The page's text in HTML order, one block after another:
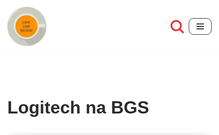
Pular
para
Logitech na BGS